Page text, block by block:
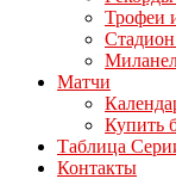
Трофеи
Матчи
Купить
Таблица
Контакты